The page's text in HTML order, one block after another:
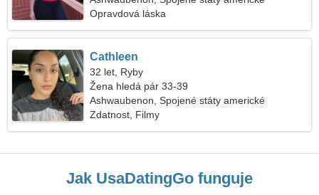
Opravdová láska
Cathleen
32 let, Ryby
Žena hledá pár 33-39
Ashwaubenon, Spojené státy americké
Zdatnost, Filmy
Jak UsaDatingGo funguje